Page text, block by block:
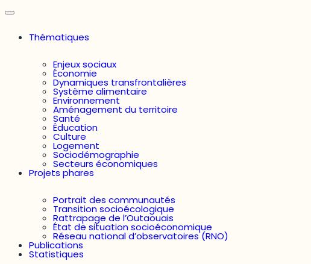
Thématiques
Enjeux sociaux
Économie
Dynamiques transfrontalières
Système alimentaire
Environnement
Aménagement du territoire
Santé
Éducation
Culture
Logement
Sociodémographie
Secteurs économiques
Projets phares
Portrait des communautés
Transition socioécologique
Rattrapage de l’Outaouais
État de situation socioéconomique
Réseau national d’observatoires (RNO)
Publications
Statistiques